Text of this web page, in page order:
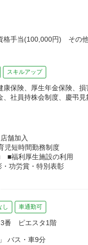
手当(100,000円) その
スキルアップ
康保険、厚生年金保険、損
、社員持株会制度、慶弔
舗加入
短時間勤務制度
■福利厚生施設の利用
功労賞・特別表彰
し 車通勤可
3番 ピエスタ1階
バス・車9分